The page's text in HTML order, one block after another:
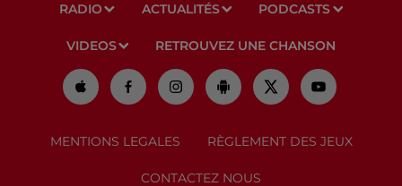
RADIO ACTUALITÉS PODCASTS
VIDEOS RETROUVEZ UNE CHANSON
MENTIONS LEGALES RÈGLEMENT DES JEUX
CONTACTEZ NOUS